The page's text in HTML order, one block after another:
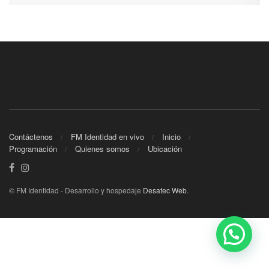
Contáctenos FM Identidad en vivo
Inicio
Programación
Quienes somos Ubicación
© FM Identidad - Desarrollo y hospedaje Desatec Web.